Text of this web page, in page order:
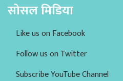
सोसल मिडिया
Like us on Facebook
Follow us on Twitter
Subscribe YouTube Channel